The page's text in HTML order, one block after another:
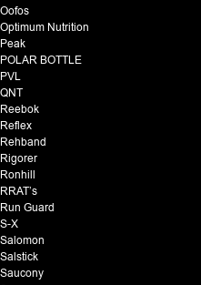
Oofos
Optimum Nutrition
Peak
POLAR BOTTLE
PVL
QNT
Reebok
Reflex
Rehband
Rigorer
Ronhill
RRAT’s
Run Guard
S-X
Salomon
Salstick
Saucony